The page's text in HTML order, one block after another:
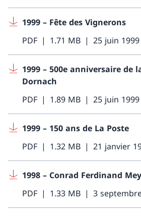
1999 – Fête des Vignerons
PDF
1.71 MB 25 juin 1999
1999 – 500e anniversaire de
Dornach
PDF
1.89 MB 25 juin 1999
1999 – 150 ans de La Poste
PDF
1.32 MB 21 janvier
1998 – Conrad Ferdinand
PDF
1.33 MB 3